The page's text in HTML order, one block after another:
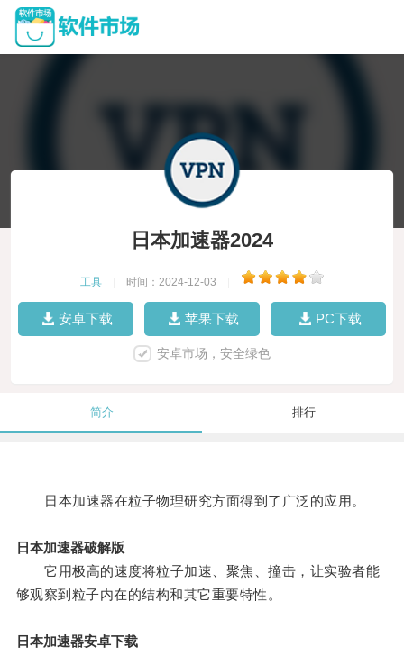
日本加速器2024
工具 时间：2024-12-03
安卓下载 苹果下载 PC下载
安卓市场，安全绿色
简介 排行
日本加速器在粒子物理研究方面得到了广泛的应用。
日本加速器破解版
它用极高的速度将粒子加速、聚焦、撞击，让实验者能
够观察到粒子内在的结构和其它重要特性。
日本加速器安卓下载